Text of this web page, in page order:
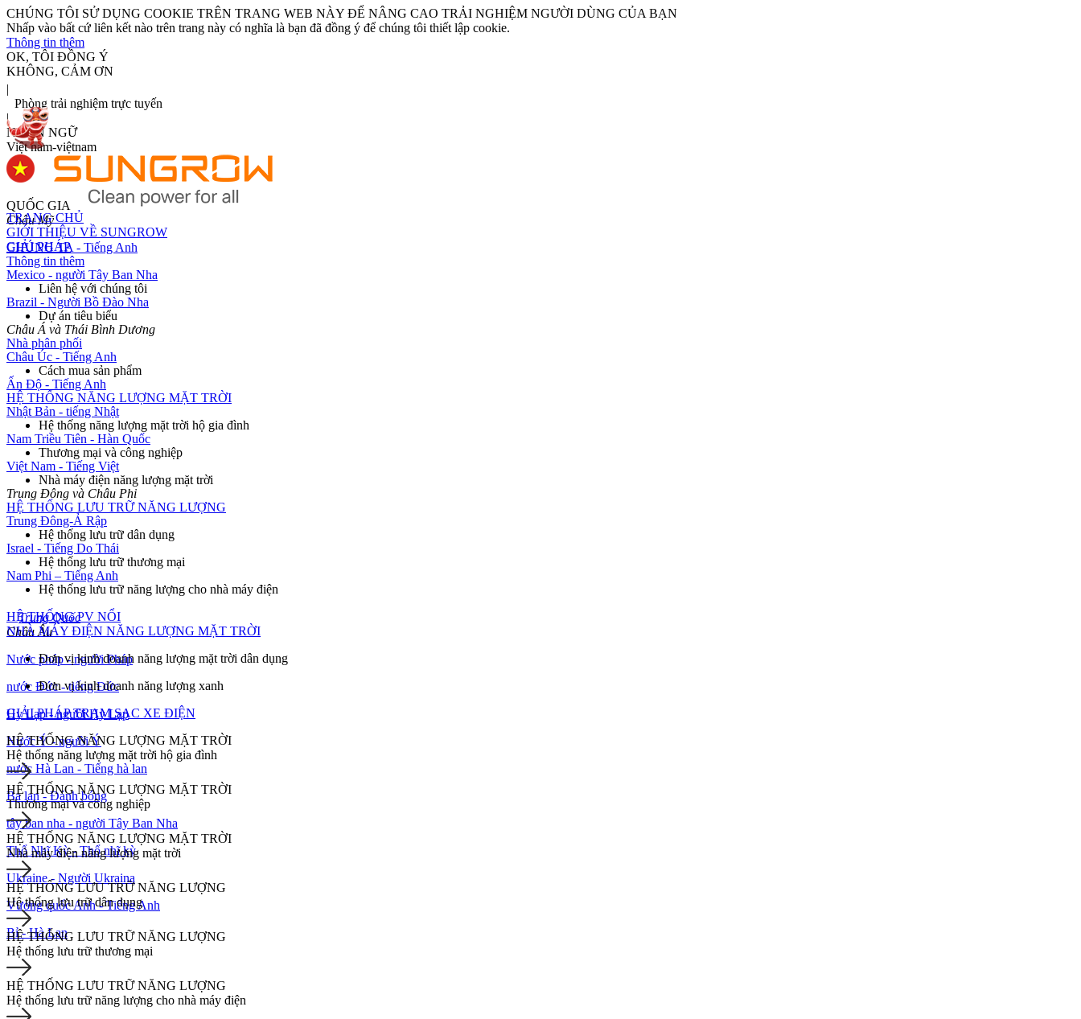
CHÚNG TÔI SỬ DỤNG COOKIE TRÊN TRANG WEB NÀY ĐỂ NÂNG CAO TRẢI NGHIỆM NGƯỜI DÙNG CỦA BẠN
Nhấp vào bất cứ liên kết nào trên trang này có nghĩa là bạn đã đồng ý để chúng tôi thiết lập cookie.
Thông tin thêm
OK, TÔI ĐỒNG Ý
KHÔNG, CẢM ƠN
|
Phòng trải nghiệm trực tuyến
|
NGÔN NGỮ
Việt nam-việtnam
QUỐC GIA
Châu Mỹ
CHÚNG TA - Tiếng Anh
Mexico - người Tây Ban Nha
Brazil - Người Bồ Đào Nha
Châu Á và Thái Bình Dương
Châu Úc - Tiếng Anh
Ấn Độ - Tiếng Anh
Nhật Bản - tiếng Nhật
Nam Triều Tiên - Hàn Quốc
Việt Nam - Tiếng Việt
Trung Đông và Châu Phi
Trung Đông-Ả Rập
Israel - Tiếng Do Thái
Nam Phi – Tiếng Anh
Trung Quốc
Châu Âu
Nước pháp - người Pháp
nước Đức - tiếng Đức
Hy Lạp - người Hy Lạp
Nước Ý - người Ý
nước Hà Lan - Tiếng hà lan
Ba lan - Đánh bóng
tây ban nha - người Tây Ban Nha
Thổ Nhĩ Kỳ - Thổ nhĩ kỳ
Ukraine - Người Ukraina
Vương quốc Anh - Tiếng Anh
Bỉ - Hà Lan
TRANG CHỦ
GIỚI THIỆU VỀ SUNGROW
GIẢI PHÁP
Thông tin thêm
Liên hệ với chúng tôi
Dự án tiêu biểu
Nhà phân phối
Cách mua sản phẩm
HỆ THỐNG NĂNG LƯỢNG MẶT TRỜI
Hệ thống năng lượng mặt trời hộ gia đình
Thương mại và công nghiệp
Nhà máy điện năng lượng mặt trời
HỆ THỐNG LƯU TRỮ NĂNG LƯỢNG
Hệ thống lưu trữ dân dụng
Hệ thống lưu trữ thương mại
Hệ thống lưu trữ năng lượng cho nhà máy điện
HỆ THỐNG PV NỔI
NHÀ MÁY ĐIỆN NĂNG LƯỢNG MẶT TRỜI
Đơn vị kinh doanh năng lượng mặt trời dân dụng
Đơn vị kinh doanh năng lượng xanh
GIẢI PHÁP TRẠM SẠC XE ĐIỆN
HỆ THỐNG NĂNG LƯỢNG MẶT TRỜI
Hệ thống năng lượng mặt trời hộ gia đình
HỆ THỐNG NĂNG LƯỢNG MẶT TRỜI
Thương mại và công nghiệp
HỆ THỐNG NĂNG LƯỢNG MẶT TRỜI
Nhà máy điện năng lượng mặt trời
HỆ THỐNG LƯU TRỮ NĂNG LƯỢNG
Hệ thống lưu trữ dân dụng
HỆ THỐNG LƯU TRỮ NĂNG LƯỢNG
Hệ thống lưu trữ thương mại
HỆ THỐNG LƯU TRỮ NĂNG LƯỢNG
Hệ thống lưu trữ năng lượng cho nhà máy điện